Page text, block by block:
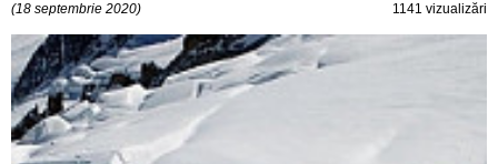
(18 septembrie 2020) 1141 vizualizări